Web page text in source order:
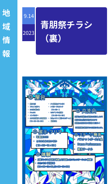
地
域
情
報
9.14
2023
青朋祭チラシ
（裏）